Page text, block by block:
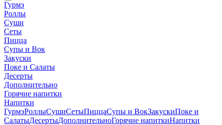
Гурмэ
Роллы
Суши
Сеты
Пицца
Супы и Вок
Закуски
Поке и Салаты
Десерты
Дополнительно
Горячие напитки
Напитки
ГурмэРоллыСушиСетыПиццаСупы и ВокЗакускиПоке и
СалатыДесертыДополнительноГорячие напиткиНапитки